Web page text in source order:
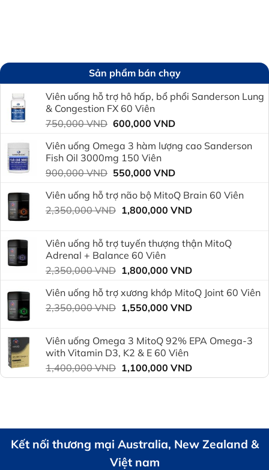
Sản phẩm bán chạy
Viên uống hỗ trợ hô hấp, bổ phổi Sanderson Lung
& Congestion FX 60 Viên
750,000VND Giá
là:
750,000 VND.
600,000 VNDGiá
tại
600,000 VND.
Viên uống Omega 3 hàm lượng cao Sanderson
Fish Oil 3000mg 150 Viên
900,000VND Giá
là:
900,000 VND.
550,000 VNDGiá
tại
là:
Viên uống hỗ trợ não bộ MitoQ Brain 60 Viên
2,350,000VND Giá
2,350,000 VND.
1,800,000 VNDGiá
là:
Viên uống hỗ trợ tuyến thượng thận MitoQ
Adrenal + Balance 60 Viên
2,350,000VND Giá
là:
2,350,000 VND.
1,800,000 VNDGiá
tại
là:
Viên uống hỗ trợ xương khớp MitoQ Joint 60 Viên
2,350,000VND Giá
2,350,000 VND.
1,550,000 VNDGiá
là:
Viên uống Omega 3 MitoQ 92% EPA Omega-3
with Vitamin D3, K2 & E 60 Viên
1,400,000VND Giá
gốc
1,100,000 VNDGiá
hiện
Kết nối thương mại Australia, New Zealand &
Việt nam